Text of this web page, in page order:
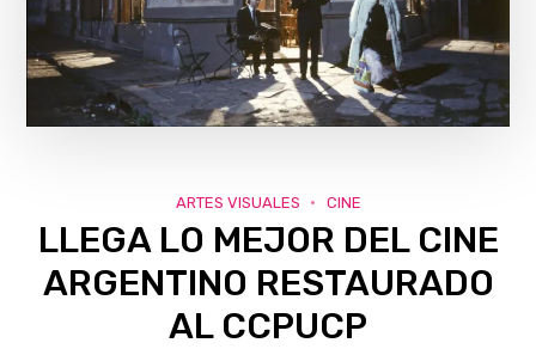
ARTES VISUALES CINE
LLEGA LO MEJOR DEL CINE
ARGENTINO RESTAURADO
AL CCPUCP